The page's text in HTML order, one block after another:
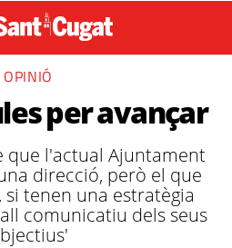
OPINIÓ
per avançar
que l'actual Ajuntament
direcció, però el que
tenen una estratègia
comunicatiu dels seus